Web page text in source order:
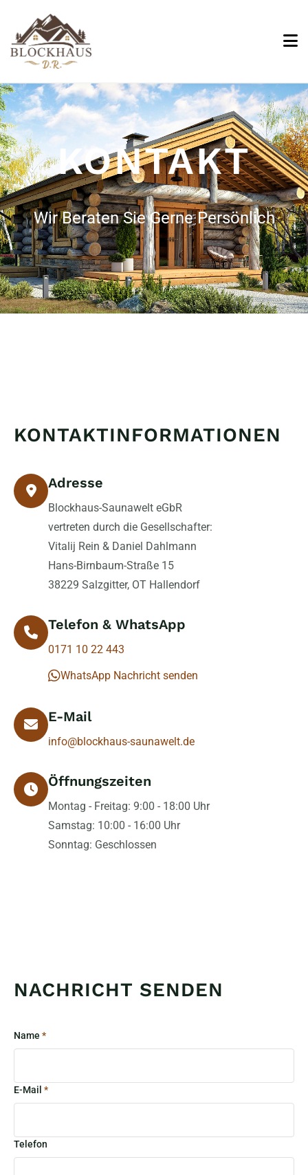
KONTAKT
Wir Beraten Sie Gerne Persönlich
KONTAKTINFORMATIONEN
Adresse
Blockhaus-Saunawelt eGbR
vertreten durch die Gesellschafter:
Vitalij Rein & Daniel Dahlmann
Hans-Birnbaum-Straße 15
38229 Salzgitter, OT Hallendorf
Telefon & WhatsApp
0171 10 22 443
WhatsApp Nachricht senden
E-Mail
info@blockhaus-saunawelt.de
Öffnungszeiten
Montag - Freitag: 9:00 - 18:00 Uhr
Samstag: 10:00 - 16:00 Uhr
Sonntag: Geschlossen
NACHRICHT SENDEN
Name *
E-Mail *
Telefon